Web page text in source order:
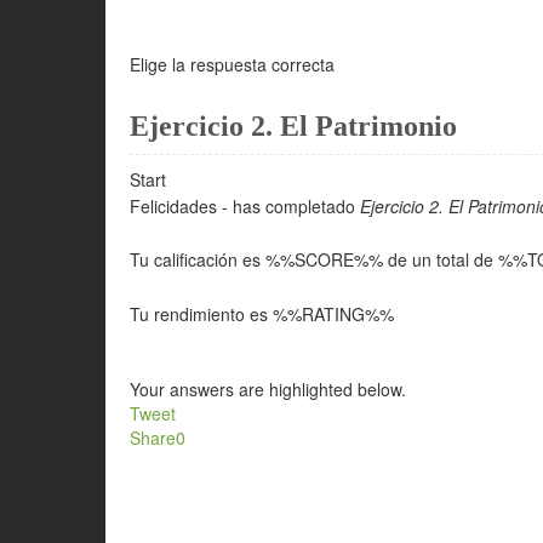
Elige la respuesta correcta
Ejercicio 2. El Patrimonio
Start
Felicidades - has completado Ejercicio 2. El
Tu calificación es %%SCORE%% de un total de
Tu rendimiento es %%RATING%%
Your answers are highlighted below.
Tweet
Share0